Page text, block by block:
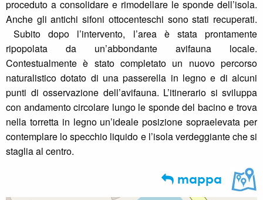
proceduto a consolidare e rimodellare le sponde dell’isola.
Anche gli antichi sifoni ottocenteschi sono stati recuperati.
Subito dopo l’intervento, l’area è stata prontamente
ripopolata da un’abbondante avifauna locale.
Contestualmente è stato completato un nuovo percorso
naturalistico dotato di una passerella in legno e di alcuni
punti di osservazione dell’avifauna. L’itinerario si sviluppa
con andamento circolare lungo le sponde del bacino e trova
nella torretta in legno un’ideale posizione sopraelevata per
contemplare lo specchio liquido e l’isola verdeggiante che si
staglia al centro.
mappa